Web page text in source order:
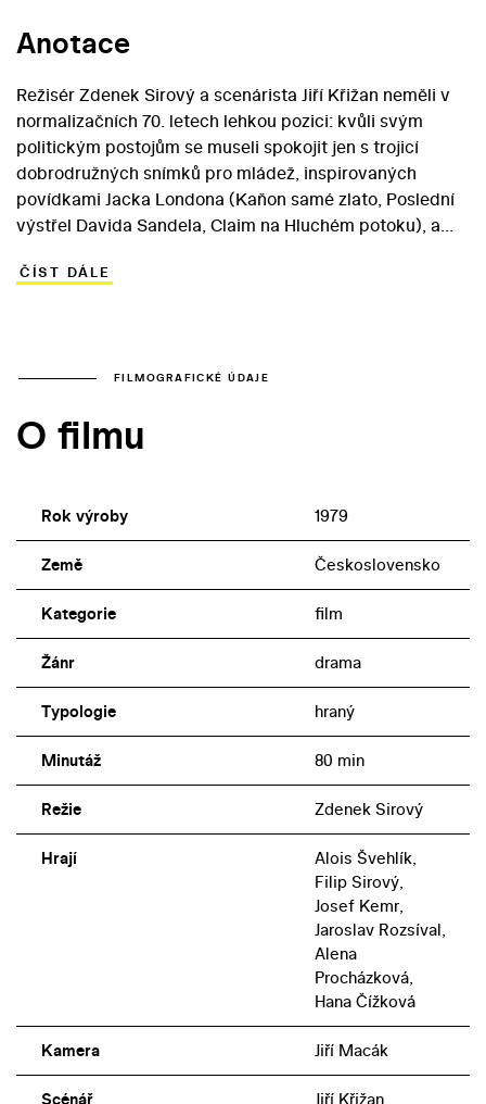
Anotace
Režisér Zdenek Sirový a scenárista Jiří Křižan neměli v
normalizačních 70. letech lehkou pozici: kvůli svým
politickým postojům se museli spokojit jen s trojicí
dobrodružných snímků pro mládež, inspirovaných
povídkami Jacka Londona (Kaňon samé zlato, Poslední
výstřel Davida Sandela, Claim na Hluchém potoku), a
Paragrafem 224 (1979) – založeným na podobném
výzkumu Plaček (Josef Kemr) musí odejít do důchodu.
však podle titulního paragrafu obviněn z hrubé
ČÍST DÁLE
FILMOGRAFICKÉ ÚDAJE
O filmu
Rok výroby 1979
Země Československo
Kategorie film
Žánr drama
Typologie hraný
Minutáž 80 min
Režie Zdenek Sirový
Hrají
Alois Švehlík,
Filip Sirový,
Josef Kemr,
Jaroslav Rozsíval,
Alena
Procházková,
Hana Čížková
Kamera Jiří Macák